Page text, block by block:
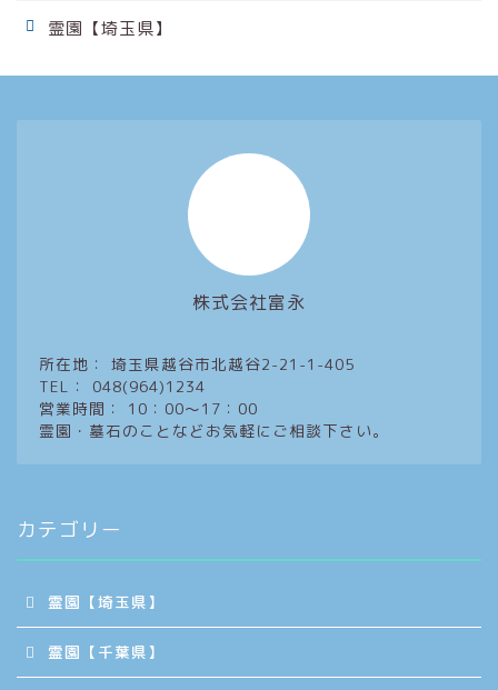
霊園【埼玉県】
株式会社富永
所在地： 埼玉県越谷市北越谷2-21-1-405
TEL： 048(964)1234
営業時間： 10：00～17：00
霊園・墓石のことなどお気軽にご相談下さい。
カテゴリー
霊園【埼玉県】
霊園【千葉県】